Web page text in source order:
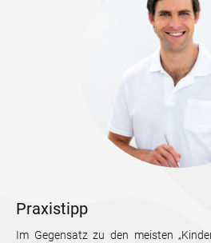
Praxistipp
Im Gegensatz zu den meisten